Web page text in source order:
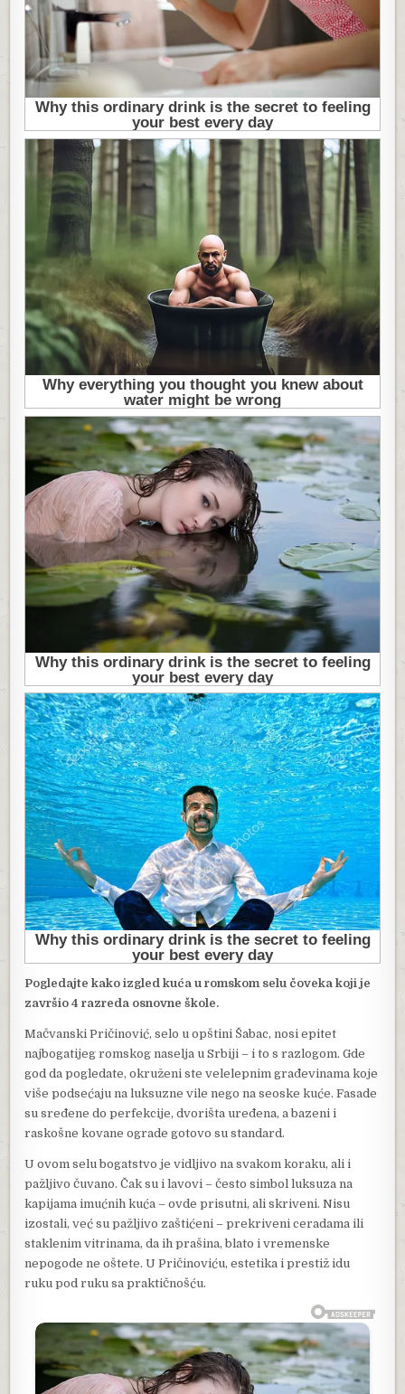
Pogledajte kako izgled kuća u romskom selu čoveka koji je
završio 4 razreda osnovne škole.
Mačvanski Pričinović, selo u opštini Šabac, nosi epitet
najbogatijeg romskog naselja u Srbiji – i to s razlogom. Gde
god da pogledate, okruženi ste velelepnim građevinama koje
više podsećaju na luksuzne vile nego na seoske kuće. Fasade
su sređene do perfekcije, dvorišta uređena, a bazeni i
raskošne kovane ograde gotovo su standard.
U ovom selu bogatstvo je vidljivo na svakom koraku, ali i
pažljivo čuvano. Čak su i lavovi – često simbol luksuza na
kapijama imućnih kuća – ovde prisutni, ali skriveni. Nisu
izostali, već su pažljivo zaštićeni – prekriveni ceradama ili
staklenim vitrinama, da ih prašina, blato i vremenske
nepogode ne oštete. U Pričinoviću, estetika i prestiž idu
ruku pod ruku sa praktičnošću.